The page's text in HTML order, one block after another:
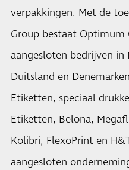
verpakkingen. Met de
Group bestaat Optimum
aangesloten bedrijven in
Duitsland en
Etiketten, speciaal
Etiketten, Belona,
Kolibri, FlexoPrint en
aangesloten